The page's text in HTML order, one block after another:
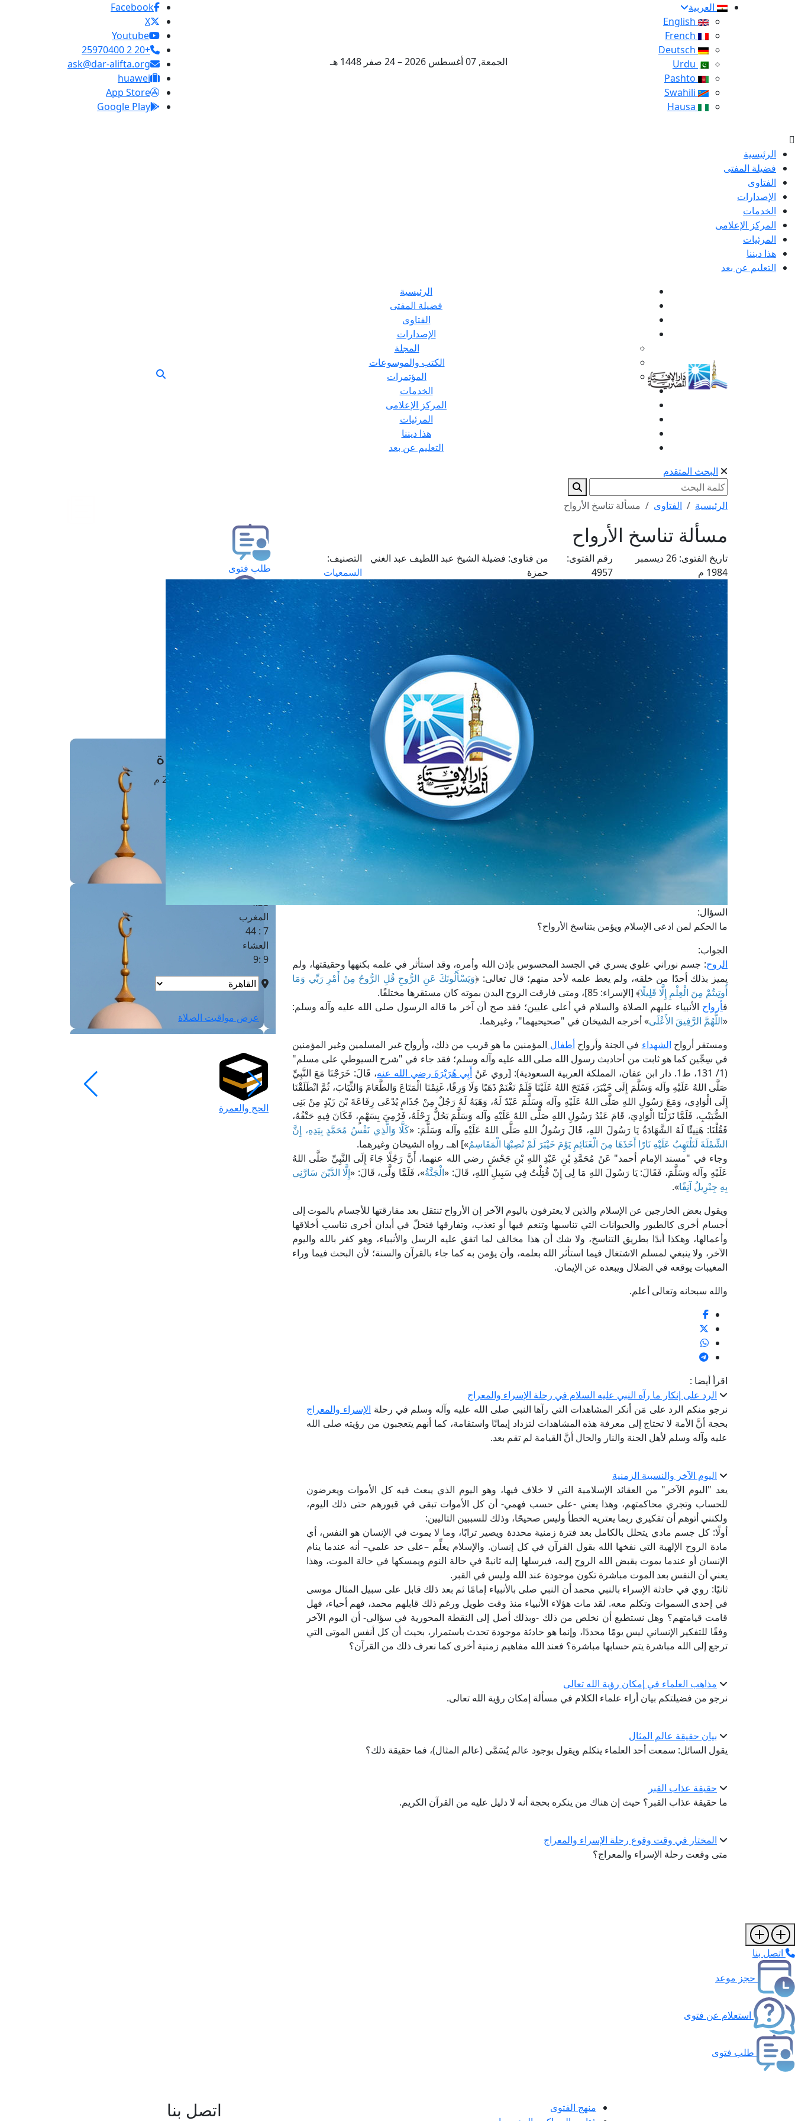
العربية
الجمعة, 07 أغسطس 2026 – 24 صفر 1448 هـ
Facebook
X
Youtube
+20 2 25970400
ask@dar-alifta.org
huawei
App Store
Google Play
الرئيسية
فضيلة المفتى
الفتاوى
الإصدارات
الخدمات
المركز الإعلامى
المرئيات
هذا ديننا
التعليم عن بعد
الرئيسية
فضيلة المفتى
الفتاوى
الإصدارات
المجلة
الكتب والموسوعات
المؤتمرات
الخدمات
المركز الإعلامى
المرئيات
هذا ديننا
التعليم عن بعد
البحث المتقدم
الرئيسية الفتاوى مسألة تناسخ الأرواح
مسألة تناسخ الأرواح
تاريخ الفتوى:
26 ديسمبر
1984 م
رقم الفتوى:
4957
من فتاوى: فضيلة الشيخ عبد اللطيف عبد الغني
حمزة
التصنيف:
السمعيات
السؤال:
ما الحكم لمن ادعى الإسلام ويؤمن بتناسخ الأرواح؟
الجواب:
الروح: جسم نوراني علوي يسري في الجسد المحسوس بإذن الله وأمره، وقد استأثر في علمه بكنهها وحقيقتها، ولم
يميز بذلك أحدًا من خلقه، ولم يعط علمه لأحد منهم؛ قال تعالى: ﴿وَيَسْأَلُونَكَ عَنِ الرُّوحِ قُلِ الرُّوحُ مِنْ أَمْرِ رَبِّي وَمَا
أُوتِيتُمْ مِنَ الْعِلْمِ إِلَّا قَلِيلًا﴾ [الإسراء: 85]، ومتى فارقت الروح البدن بموته كان مستقرها مختلفًا.
فأرواح الأنبياء عليهم الصلاة والسلام في أعلى عليين؛ فقد صح أن آخر ما قاله الرسول صلى الله عليه وآله وسلم:
«اللَّهُمَّ الرَّفِيقَ الأَعْلَى» أخرجه الشيخان في "صحيحيهما"، وغيرهما.
ومستقر أرواح الشهداء في الجنة وأرواحأطفال المؤمنين ما هو قريب من ذلك، وأرواح غير المسلمين وغير المؤمنين
في سِجِّين كما هو ثابت من أحاديث رسول الله صلى الله عليه وآله وسلم؛ فقد جاء في "شرح السيوطي على مسلم"
(1/ 131، ط1. دار ابن عفان، المملكة العربية السعودية): [روي عَنْ
أَبِي هُرَيْرَةَ رضي الله عنه، قَالَ: خَرَجْنَا مَعَ النَّبِيِّ
صَلَّى اللهُ عَلَيْهِ وآله وَسَلَّمَ إِلَى خَيْبَرَ، فَفَتَحَ اللهُ عَلَيْنَا فَلَمْ نَغْنَمْ ذَهَبًا وَلَا وَرِقًا، غَنِمْنَا الْمَتَاعَ وَالطَّعَامَ وَالثِّيَابَ، ثُمَّ انْطَلَقْنَا
إِلَى الْوَادِي، وَمَعَ رَسُولِ اللهِ صَلَّى اللهُ عَلَيْهِ وآله وَسَلَّمَ عَبْدٌ لَهُ، وَهَبَهُ لَهُ رَجُلٌ مِنْ جُذَامٍ يُدْعَى رِفَاعَةَ بْنَ زَيْدٍ مِنْ بَنِي
الضُّبَيْبِ، فَلَمَّا نَزَلْنَا الْوَادِيَ، قَامَ عَبْدُ رَسُولِ اللهِ صَلَّى اللهُ عَلَيْهِ وآله وَسَلَّمَ يَحُلُّ رَحْلَهُ، فَرُمِيَ بِسَهْمٍ، فَكَانَ فِيهِ حَتْفُهُ،
فَقُلْنَا: هَنِيئًا لَهُ الشَّهَادَةُ يَا رَسُولَ اللهِ، قَالَ رَسُولُ اللهِ صَلَّى اللهُ عَلَيْهِ وآله وَسَلَّمَ: «كَلَّا وَالَّذِي نَفْسُ مُحَمَّدٍ بِيَدِهِ، إِنَّ
الشِّمْلَةَ لَتَلْتَهِبُ عَلَيْهِ نَارًا أَخَذَهَا مِنَ الْغَنَائِمِ يَوْمَ خَيْبَرَ لَمْ تُصِبْهَا الْمَقَاسِمُ»] اهـ. رواه الشيخان وغيرهما.
وجاء في "مسند الإمام أحمد" عَنْ مُحَمَّدِ بْنِ عَبْدِ اللهِ بْنِ جَحْشٍ رضي الله عنهما، أَنَّ رَجُلًا جَاءَ إِلَى النَّبِيِّ صَلَّى اللهُ
عَلَيْهِ وآله وَسَلَّمَ، فَقَالَ: يَا رَسُولَ اللهِ مَا لِي إِنْ قُتِلْتُ فِي سَبِيلِ اللهِ، قَالَ: «الْجَنَّةُ»، فَلَمَّا وَلَّى، قَالَ: «إِلَّا الدَّيْنَ سَارَّنِي
بِهِ جِبْرِيلُ آنِفًا».
ويقول بعض الخارجين عن الإسلام والذين لا يعترفون باليوم الآخر إن الأرواح تنتقل بعد مفارقتها للأجسام بالموت إلى
أجسام أخرى كالطيور والحيوانات التي تناسبها وتنعم فيها أو تعذب، وتفارقها فتحلّ في أبدان أخرى تناسب أخلاقها
وأعمالها، وهكذا أبدًا بطريق التناسخ، ولا شك أن هذا مخالف لما اتفق عليه الرسل والأنبياء، وهو كفر بالله واليوم
الآخر، ولا ينبغي لمسلم الاشتغال فيما استأثر الله بعلمه، وأن يؤمن به كما جاء بالقرآن والسنة؛ لأن البحث فيما وراء
المغيبات يوقعه في الضلال ويبعده عن الإيمان.
والله سبحانه وتعالى أعلم.
اقرأ أيضا :
الرد على إنكار ما رآه النبي عليه السلام في رحلة الإسراء والمعراج
نرجو منكم الرد على مَن أنكر المشاهدات التي رآها النبي صلى الله عليه وآله وسلم في رحلة الإسراء والمعراج
بحجة أنَّ الأمة لا تحتاج إلى معرفة هذه المشاهدات لتزداد إيمانًا واستقامة، كما أنهم يتعجبون من رؤيته صلى الله
عليه وآله وسلم لأهل الجنة والنار والحال أنَّ القيامة لم تقم بعد.
اليوم الآخر والنسبية الزمنية
يعد "اليوم الآخر" من العقائد الإسلامية التي لا خلاف فيها، وهو اليوم الذي يبعث فيه كل الأموات ويعرضون
للحساب وتجري محاكمتهم، وهذا يعني -على حسب فهمي- أن كل الأموات تبقى في قبورهم حتى ذلك اليوم،
ولكنني أتوهم أن تفكيري ربما يعتريه الخطأ وليس صحيحًا، وذلك للسببين التاليين:
أولًا: كل جسم مادي يتحلل بالكامل بعد فترة زمنية محددة ويصير ترابًا، وما لا يموت في الإنسان هو النفس، أي
مادة الروح الإلهية التي نفخها الله بقول القرآن في كل إنسان. والإسلام يعلِّم –على حد علمي– أنه عندما ينام
الإنسان أو عندما يموت يقبض الله الروح إليه، فيرسلها إليه ثانيةً في حالة النوم ويمسكها في حالة الموت، وهذا
يعني أن النفس بعد الموت مباشرة تكون موجودة عند الله وليس في القبر.
ثانيًا: روي في حادثة الإسراء بالنبي محمد أن النبي صلى بالأنبياء إمامًا ثم بعد ذلك قابل على سبيل المثال موسى
في إحدى السموات وتكلم معه. لقد مات هؤلاء الأنبياء منذ وقت طويل ورغم ذلك قابلهم محمد، فهم أحياء، فهل
قامت قيامتهم؟ وهل نستطيع أن نخلص من ذلك -وبذلك أصل إلى النقطة المحورية في سؤالي- أن اليوم الآخر
وفقًا للتفكير الإنساني ليس يومًا محددًا، وإنما هو حادثة موجودة تحدث باستمرار، بحيث أن كل أنفس الموتى التي
ترجع إلى الله مباشرة يتم حسابها مباشرة؟ فعند الله مفاهيم زمنية أخرى كما نعرف ذلك من القرآن؟
مذاهب العلماء في إمكان رؤية الله تعالى
نرجو من فضيلتكم بيان أراء علماء الكلام في مسألة إمكان رؤية الله تعالى.
بيان حقيقة عالم المثال
يقول السائل: سمعت أحد العلماء يتكلم ويقول بوجود عالم يُسَمَّى (عالم المثال)، فما حقيقة ذلك؟
حقيقة عذاب القبر
ما حقيقة عذاب القبر؟ حيث إن هناك من ينكره بحجة أنه لا دليل عليه من القرآن الكريم.
المختار في وقت وقوع رحلة الإسراء والمعراج
متى وقعت رحلة الإسراء والمعراج؟
طلب فتوى
استعلام عن فتوى
حجز موعد
الفتوى الهاتفية
مَواقِيتُ الصَّـــلاة
القاهرة · 07 أغسطس 2026 م
4 :41
الشروق
6 :17
4:38
المغرب
7 : 44
العشاء
9 :9
عرض مواقيت الصلاة
الحج والعمرة
اتصل بنا
حجز موعد
استعلام عن فتوى
طلب فتوى
منهج الفتوى
اتصل بنا